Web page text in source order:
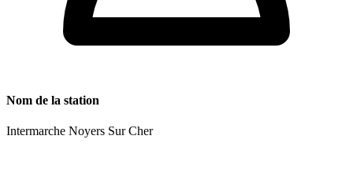
Nom de la station
Intermarche Noyers Sur Cher